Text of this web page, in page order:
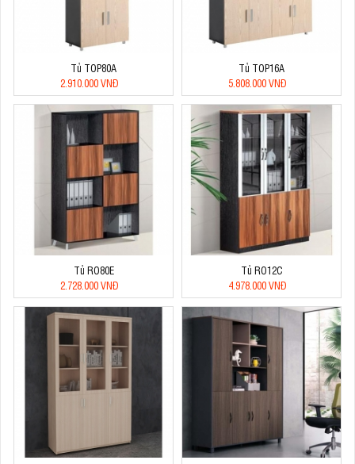
Tủ TOP80A
2.910.000 VNĐ
Tủ TOP16A
5.808.000 VNĐ
Tủ RO80E
2.728.000 VNĐ
Tủ RO12C
4.978.000 VNĐ